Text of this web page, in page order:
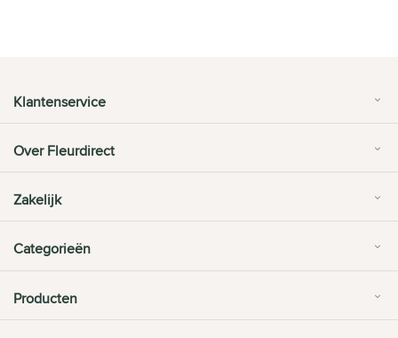
Klantenservice
Over Fleurdirect
Zakelijk
Categorieën
Producten